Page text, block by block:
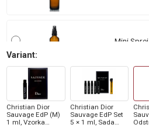
Mini
Variant:
Christian Dior
Sauvage EdP (M)
1 ml, Vzorka
Christian Dior
Sauvage EdP Set
5 × 1 ml, Sada